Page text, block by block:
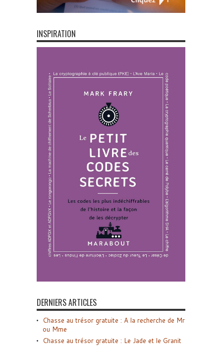
INSPIRATION
DERNIERS ARTICLES
Chasse au trésor gratuite : A la recherche de Mr
ou Mme
Chasse au trésor gratuite : Le Jade et le Granit